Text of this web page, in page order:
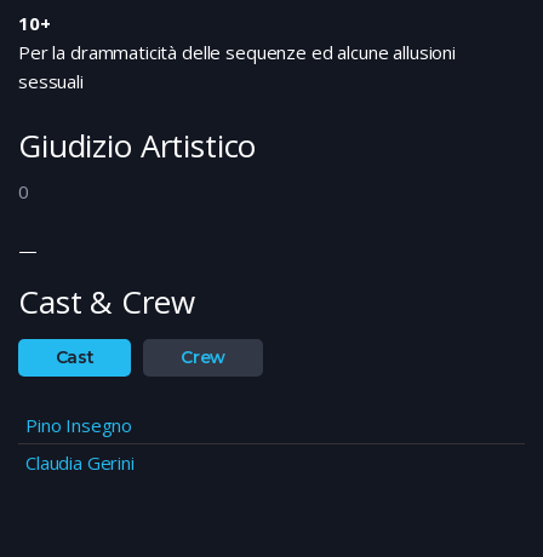
10+
Per la drammaticità delle sequenze ed alcune allusioni
sessuali
Giudizio Artistico
0
—
Cast & Crew
Cast Crew
Pino Insegno
Claudia Gerini